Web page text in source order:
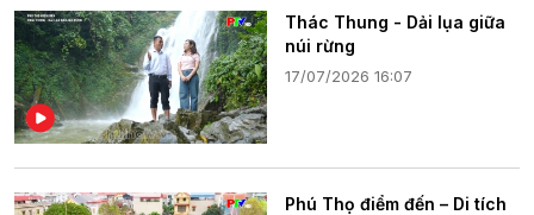
Thác Thung - Dải lụa giữa
núi rừng
17/07/2026 16:07
Phú Thọ điểm đến – Di tích